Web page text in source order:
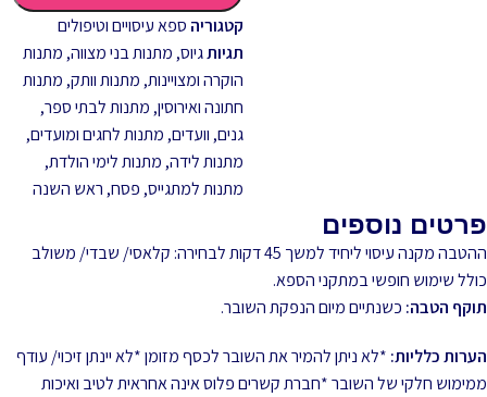
קטגוריה ספא עיסויים וטיפולים
תגיותגיוס, מתנות בני מצווה, מתנות
הוקרה ומצויינות, מתנות וותק, מתנות
חתונה ואירוסין, מתנות לבתי ספר,
גנים, וועדים, מתנות לחגים ומועדים,
מתנות לידה, מתנות לימי הולדת,
מתנות למתגייס, פסח, ראש השנה
פרטים נוספים
ההטבה מקנה עיסוי ליחיד למשך 45 דקות לבחירה: קלאסי/ שבדי/ משולב
כולל שימוש חופשי במתקני הספא.
תוקף הטבה: כשנתיים מיום הנפקת השובר.
הערות כלליות: *לא ניתן להמיר את השובר לכסף מזומן *לא יינתן זיכוי/ עודף
ממימוש חלקי של השובר *חברת קשרים פלוס אינה אחראית לטיב ואיכות